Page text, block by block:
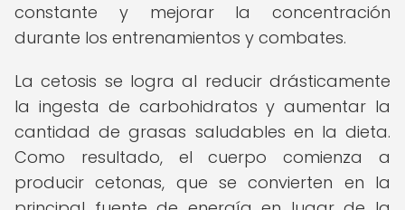
constante y mejorar la concentración
durante los entrenamientos y combates.
La cetosis se logra al reducir drásticamente
la ingesta de carbohidratos y aumentar la
cantidad de grasas saludables en la dieta.
Como resultado, el cuerpo comienza a
producir cetonas, que se convierten en la